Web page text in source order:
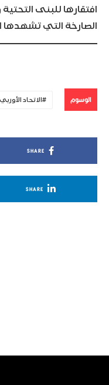
افتقارها للبنى
الصارخة التي تشهدها
الوسوم الاتحاد الأوربي
SHARE
SHARE